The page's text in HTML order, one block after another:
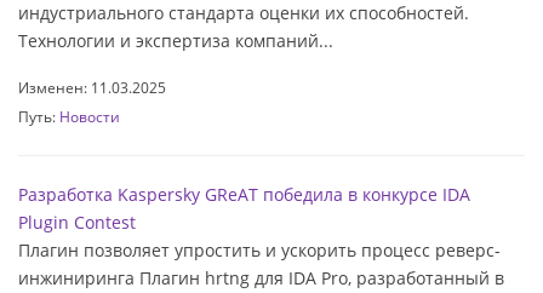
индустриального стандарта оценки их способностей.
Технологии и экспертиза компаний...
Изменен: 11.03.2025
Путь: Новости
Разработка Kaspersky GReAT победила в конкурсе IDA
Plugin Contest
Плагин позволяет упростить и ускорить процесс реверс-
инжиниринга Плагин hrtng для IDA Pro, разработанный в